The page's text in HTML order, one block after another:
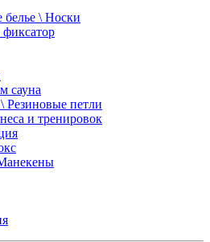
\ Носки
сауна
петли
и тренировок